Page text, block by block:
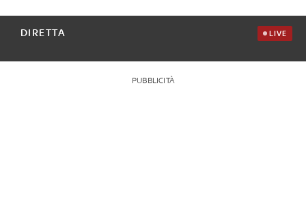
DIRETTA LIVE
PUBBLICITÀ